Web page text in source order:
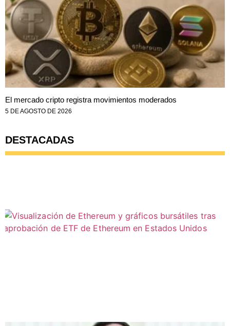
El mercado cripto registra movimientos moderados
5 DE AGOSTO DE 2026
DESTACADAS